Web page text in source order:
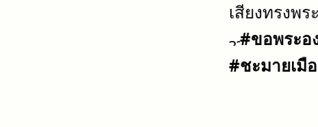
เสียงทรงพ
#ขอพระอ
#ชะมายเมื